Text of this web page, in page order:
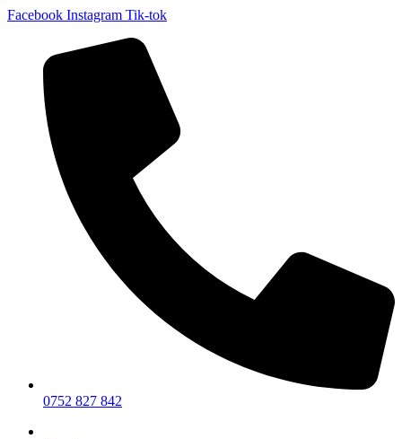
Facebook Instagram Tik-tok
0752 827 842